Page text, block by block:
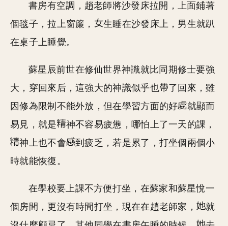
書房有空調，趙老師將沙發床拉開，上面鋪著
個毯子，拉上窗簾，
生睡在沙發床上，男生就趴
在桌子上睡覺。
蘇星辰前世在修仙世界神識就比同期修士要強
大，穿回來后，這強大的神識似乎也帶了回來，雖
因修為限制不能外放，但在學習方面的好
就顯而
易見，就是
神不容易疲憊，哪怕上了一天的課，
神上也不會
到疲乏，若是累了，打坐個兩個小
時就能恢復。
在學校要上課不方便打坐，在蘇家和蘇星悅一
個房間，更沒有時間打坐，現在在趙老師家，
就